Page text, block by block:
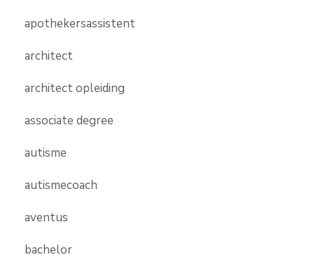
apothekersassistent
architect
architect opleiding
associate degree
autisme
autismecoach
aventus
bachelor